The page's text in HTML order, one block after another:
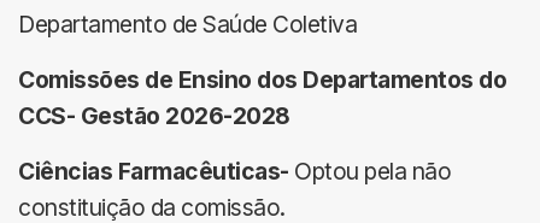
Departamento de Saúde Coletiva
Comissões de Ensino dos Departamentos do
CCS- Gestão 2026-2028
Ciências Farmacêuticas- Optou pela não
constituição da comissão.